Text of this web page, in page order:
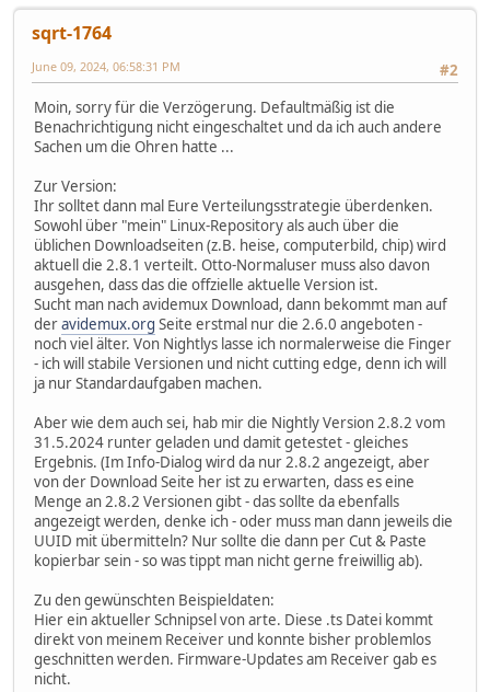
sqrt-1764
#2
June 09, 2024, 06:58:31 PM
Moin, sorry für die Verzögerung. Defaultmäßig ist die
Benachrichtigung nicht eingeschaltet und da ich auch andere
Sachen um die Ohren hatte ...
Zur Version:
Ihr solltet dann mal Eure Verteilungsstrategie überdenken.
Sowohl über "mein" Linux-Repository als auch über die
üblichen Downloadseiten (z.B. heise, computerbild, chip) wird
aktuell die 2.8.1 verteilt. Otto-Normaluser muss also davon
ausgehen, dass das die offzielle aktuelle Version ist.
Sucht man nach avidemux Download, dann bekommt man auf
deravidemux.org Seite erstmal nur die 2.6.0 angeboten -
noch viel älter. Von Nightlys lasse ich normalerweise die Finger
- ich will stabile Versionen und nicht cutting edge, denn ich will
ja nur Standardaufgaben machen.
Aber wie dem auch sei, hab mir die Nightly Version 2.8.2 vom
31.5.2024 runter geladen und damit getestet - gleiches
Ergebnis. (Im Info-Dialog wird da nur 2.8.2 angezeigt, aber
von der Download Seite her ist zu erwarten, dass es eine
Menge an 2.8.2 Versionen gibt - das sollte da ebenfalls
angezeigt werden, denke ich - oder muss man dann jeweils die
UUID mit übermitteln? Nur sollte die dann per Cut & Paste
kopierbar sein - so was tippt man nicht gerne freiwillig ab).
Zu den gewünschten Beispieldaten:
Hier ein aktueller Schnipsel von arte. Diese .ts Datei kommt
direkt von meinem Receiver und konnte bisher problemlos
geschnitten werden. Firmware-Updates am Receiver gab es
nicht.